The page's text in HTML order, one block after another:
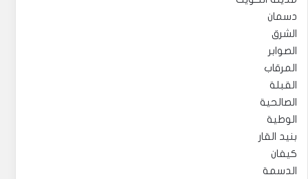
دسمان
الشرق
الصوابر
المرقاب
القبلة
الصالحية
الوطية
بنيد القار
كيفان
الدسمة